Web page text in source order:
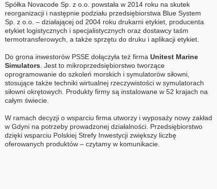
Spółka Novacode Sp. z o.o. powstała w 2014 roku na skutek
reorganizacji i następnie podziału przedsiębiorstwa Blue System
Sp. z o.o. – działającej od 2004 roku drukarni etykiet, producenta
etykiet logistycznych i specjalistycznych oraz dostawcy taśm
termotransferowych, a także sprzętu do druku i aplikacji etykiet.
Do grona inwestorów PSSE dołączyła też firma Unitest Marine
Simulators. Jest to mikroprzedsiębiorstwo tworzące
oprogramowanie do szkoleń morskich i symulatorów siłowni,
stosujące także techniki wirtualnej rzeczywistości w symulatorach
siłowni okrętowych. Produkty firmy są instalowane w 52 krajach na
całym świecie.
W ramach decyzji o wsparciu firma utworzy i wyposaży nowy zakład
w Gdyni na potrzeby prowadzonej działalności. Przedsiębiorstwo
dzięki wsparciu Polskiej Strefy Inwestycji zwiększy liczbę
oferowanych produktów – czytamy w komunikacie.